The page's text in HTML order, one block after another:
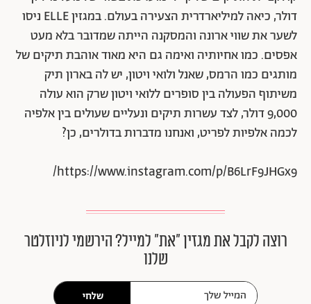
דולר, כיאה למיליארדרית הצעירה בעולם. במגזין ELLE ניסו
לשער את שווי ארונה והמסקנה הייתה שמדובר בלא מעט
אפסים. כמו אחיותיה ואימה גם היא מאוד אוהבת תיקים של
מותגים כמו הרמס, שאנל ולואי ויטון, יש לה בארון תיק
משיתוף הפעולה בין סופרים ללואי ויטון שרק הוא עולה
9,000 דולר, לצד עשרות תיקים ונעליים שעולים בין אלפיה
לכמה אלפיות לפריט, ואנחנו מדברות בדולרים, כן?
https://www.instagram.com/p/B6LrF9JHGx9/
רוצה לקבל את מגזין ״את״ למייל? הירשמי לניוזלטר
שלנו
שלחי